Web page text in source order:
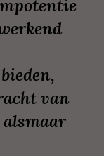
van